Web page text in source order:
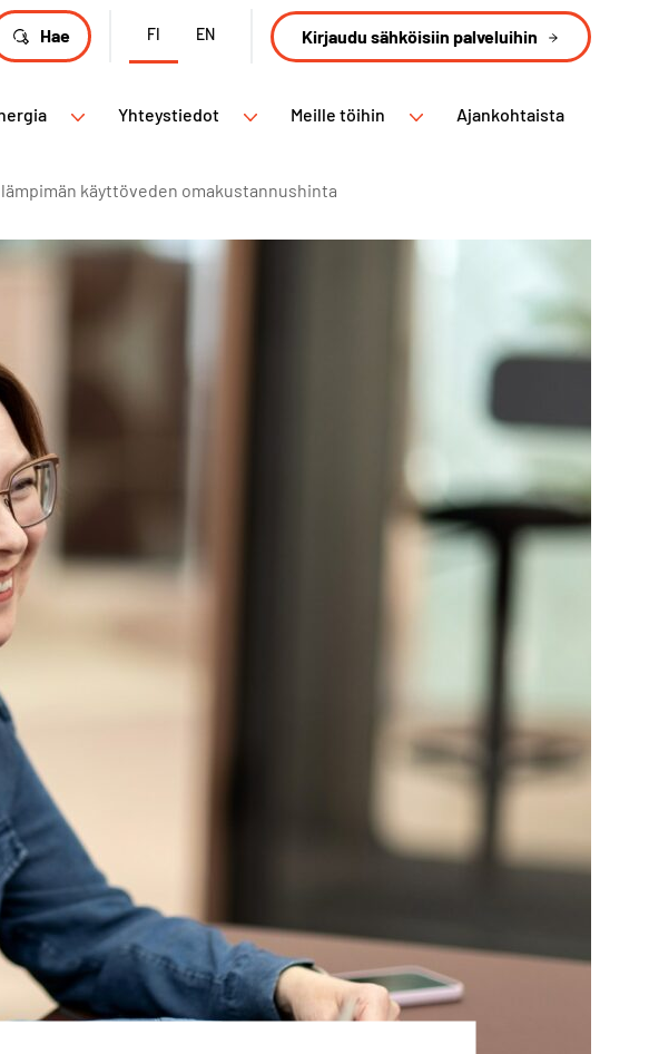
Hae FI EN Kirjaudu sähköisiin palveluihin
Yhteystiedot Meille töihin Ajankohtaista
käyttöveden omakustannushinta